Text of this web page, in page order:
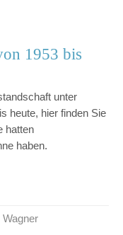
1953 bis
unter
heute, hier finden Sie
hatten
haben.